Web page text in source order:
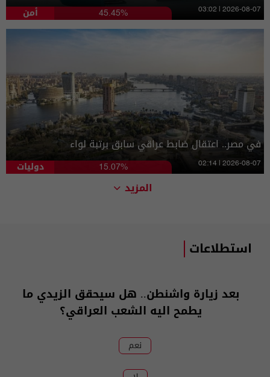
أمن 45.45% 03:02 | 2026-08-07
في مصر.. اعتقال ضابط عراقي سابق برتبة لواء
دوليات 15.07% 02:14 | 2026-08-07
المزيد
استطلاعات
بعد زيارة واشنطن.. هل سيحقق الزيدي ما
يطمح اليه الشعب العراقي؟
نعم